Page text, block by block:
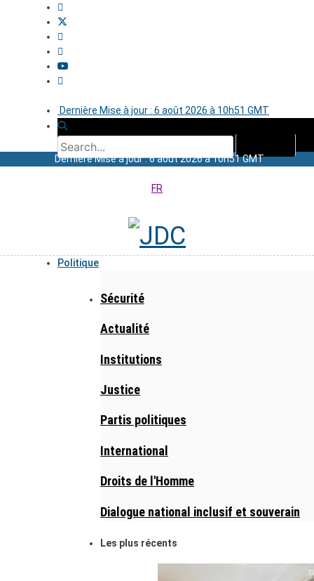
Dernière Mise à jour : 6 août 2026 à 10h51 GMT
Dernière Mise à jour : 6 août 2026 à 10h51 GMT
FR
Politique
Sécurité
Actualité
Institutions
Justice
Partis politiques
International
Droits de l'Homme
Dialogue national inclusif et souverain
Les plus récents